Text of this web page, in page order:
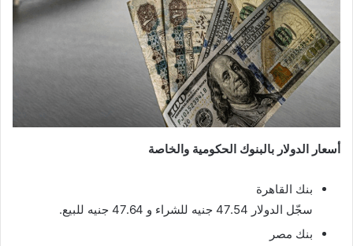
أسعار الدولار بالبنوك الحكومية والخاصة
بنك القاهرة
سجّل الدولار 47.54 جنيه للشراء و 47.64 جنيه للبيع.
بنك مصر